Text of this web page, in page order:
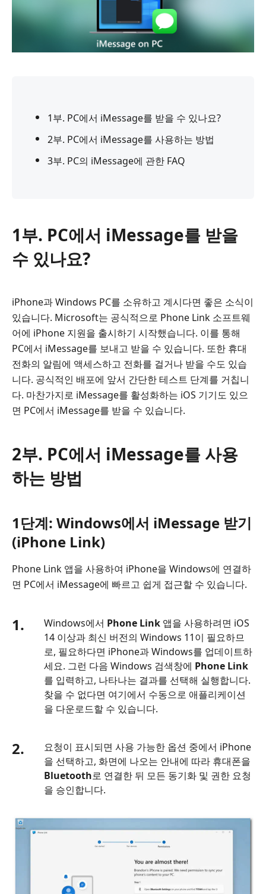
1부. PC에서 iMessage를 받을 수 있나요?
2부. PC에서 iMessage를 사용하는 방법
3부. PC의 iMessage에 관한 FAQ
1부. PC에서 iMessage를 받을
수 있나요?
iPhone과 Windows PC를 소유하고 계시다면 좋은 소식이
있습니다. Microsoft는 공식적으로 Phone Link 소프트웨
어에 iPhone 지원을 출시하기 시작했습니다. 이를 통해
PC에서 iMessage를 보내고 받을 수 있습니다. 또한 휴대
전화의 알림에 액세스하고 전화를 걸거나 받을 수도 있습
니다. 공식적인 배포에 앞서 간단한 테스트 단계를 거칩니
다. 마찬가지로 iMessage를 활성화하는 iOS 기기도 있으
면 PC에서 iMessage를 받을 수 있습니다.
2부. PC에서 iMessage를 사용
하는 방법
1단계: Windows에서 iMessage 받기
(iPhone Link)
Phone Link 앱을 사용하여 iPhone을 Windows에 연결하
면 PC에서 iMessage에 빠르고 쉽게 접근할 수 있습니다.
1. Windows에서 Phone Link 앱을 사용하려면 iOS
14 이상과 최신 버전의 Windows 11이 필요하므
로, 필요하다면 iPhone과 Windows를 업데이트하
세요. 그런 다음 Windows 검색창에 Phone Link
를 입력하고, 나타나는 결과를 선택해 실행합니다.
찾을 수 없다면 여기에서 수동으로 애플리케이션
을 다운로드할 수 있습니다.
2.
요청이 표시되면 사용 가능한 옵션 중에서 iPhone
을 선택하고, 화면에 나오는 안내에 따라 휴대폰을
Bluetooth로 연결한 뒤 모든 동기화 및 권한 요청
을 승인합니다.